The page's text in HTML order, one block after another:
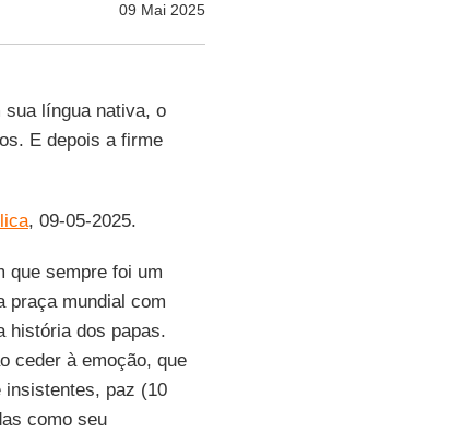
09 Mai 2025
língua nativa, o
E depois a firme
, 09-05-2025.
que sempre foi um
praça mundial com
história dos papas.
ceder à emoção, que
insistentes, paz (10
como seu